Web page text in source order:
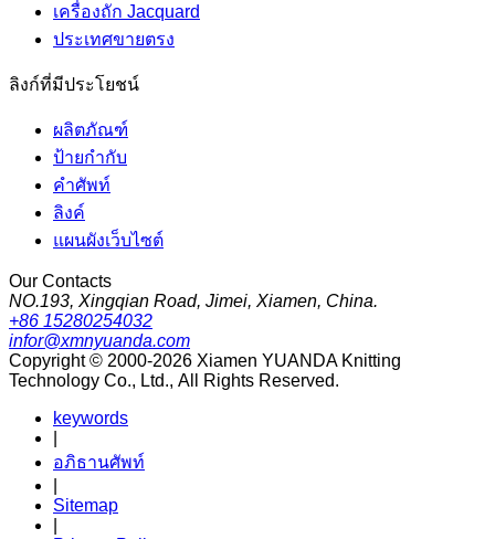
เครื่องถัก Jacquard
ประเทศขายตรง
ลิงก์ที่มีประโยชน์
ผลิตภัณฑ์
ป้ายกำกับ
คำศัพท์
ลิงค์
แผนผังเว็บไซต์
Our Contacts
NO.193, Xingqian Road, Jimei, Xiamen, China.
+86 15280254032
infor@xmnyuanda.com
Copyright © 2000-2026 Xiamen YUANDA Knitting
Technology Co., Ltd., All Rights Reserved.
keywords
อภิธานศัพท์
Sitemap